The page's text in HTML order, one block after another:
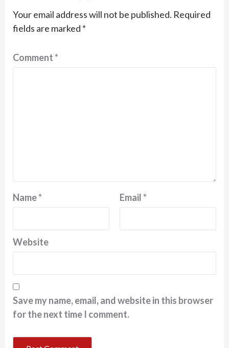
Your email address will not be published. Required
fields are marked *
Comment*
Name* Email*
Website
Save my name, email, and website in this browser
for the next time I comment.